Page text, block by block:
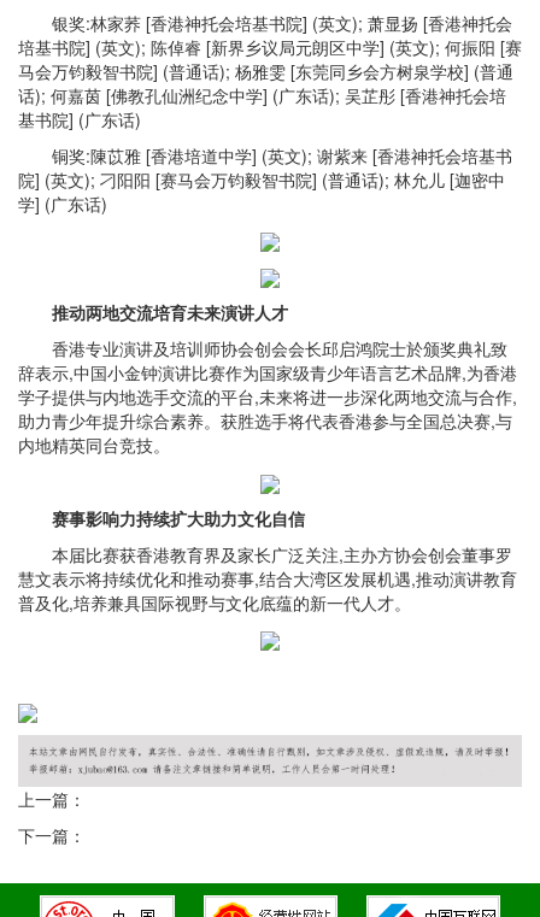
银奖:林家荞 [香港神托会培基书院] (英文); 萧显扬 [香港神托会
培基书院] (英文); 陈倬睿 [新界乡议局元朗区中学] (英文); 何振阳 [赛
马会万钧毅智书院] (普通话); 杨雅雯 [东莞同乡会方树泉学校] (普通
话); 何嘉茵 [佛教孔仙洲纪念中学] (广东话); 吴芷彤 [香港神托会培
基书院] (广东话)
铜奖:陳苡雅 [香港培道中学] (英文); 谢紫来 [香港神托会培基书
院] (英文); 刁阳阳 [赛马会万钧毅智书院] (普通话); 林允儿 [迦密中
学] (广东话)
推动两地交流培育未来演讲人才
香港专业演讲及培训师协会创会会长邱启鸿院士於颁奖典礼致
辞表示,中国小金钟演讲比赛作为国家级青少年语言艺术品牌,为香港
学子提供与内地选手交流的平台,未来将进一步深化两地交流与合作,
助力青少年提升综合素养。获胜选手将代表香港参与全国总决赛,与
内地精英同台竞技。
赛事影响力持续扩大助力文化自信
本届比赛获香港教育界及家长广泛关注,主办方协会创会董事罗
慧文表示将持续优化和推动赛事,结合大湾区发展机遇,推动演讲教育
普及化,培养兼具国际视野与文化底蕴的新一代人才。
上一篇：
下一篇：